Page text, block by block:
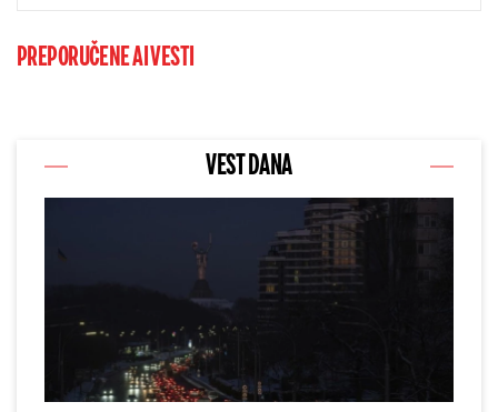
PREPORUČENE AI VESTI
VEST DANA